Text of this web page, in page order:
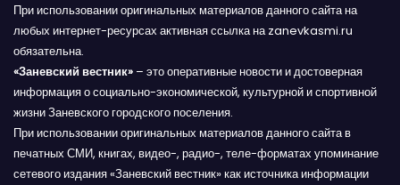
При использовании оригинальных материалов данного сайта на
любых интернет-ресурсах активная ссылка на zanevkasmi.ru
обязательна.
«Заневский вестник» – это оперативные новости и достоверная
информация о социально-экономической, культурной и спортивной
жизни Заневского городского поселения.
При использовании оригинальных материалов данного сайта в
печатных СМИ, книгах, видео-, радио-, теле-форматах упоминание
сетевого издания «Заневский вестник» как источника информации